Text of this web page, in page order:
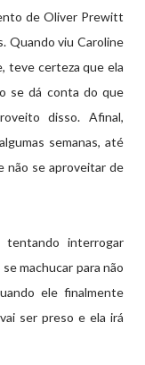
de Oliver Prewitt
Quando viu Caroline
teve certeza que ela
se dá conta do que
disso. Afinal,
semanas, até
não se aproveitar de
interrogar
machucar para não
ele finalmente
ser preso e ela irá